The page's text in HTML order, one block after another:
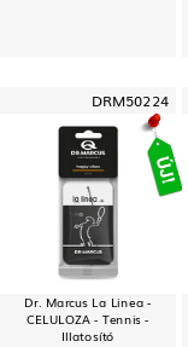
DRM50224
Dr. Marcus La Linea -
CELULOZA - Tennis -
Illatosító